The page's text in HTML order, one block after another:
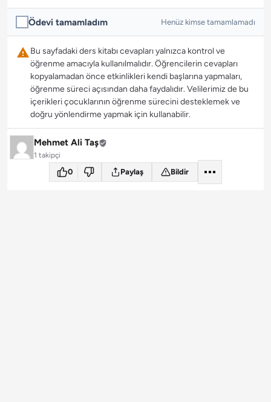
Ödevi tamamladım Henüz kimse tamamlamadı
Bu sayfadaki ders kitabı cevapları yalnızca kontrol ve
öğrenme amacıyla kullanılmalıdır. Öğrencilerin cevapları
kopyalamadan önce etkinlikleri kendi başlarına yapmaları,
öğrenme süreci açısından daha faydalıdır. Velilerimiz de bu
içerikleri çocuklarının öğrenme sürecini desteklemek ve
doğru yönlendirme yapmak için kullanabilir.
Mehmet Ali Taş
1 takipçi
0 Paylaş Bildir